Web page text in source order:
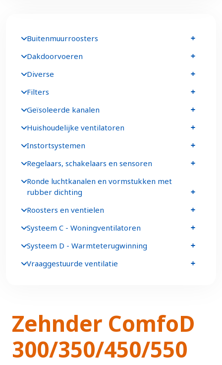
Zehnder ComfoD
300/350/450/550
Buitenmuurroosters
Dakdoorvoeren
Diverse
Filters
Geïsoleerde kanalen
Huishoudelijke ventilatoren
Instortsystemen
Regelaars, schakelaars en sensoren
Ronde luchtkanalen en vormstukken met
rubber dichting
Roosters en ventielen
Systeem C - Woningventilatoren
Systeem D - Warmteterugwinning
Vraaggestuurde ventilatie